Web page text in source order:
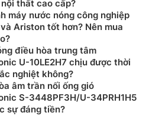
thất cao cấp?
máy nước nóng công nghiệp
Ariston tốt hơn? Nên mua
điều hòa trung tâm
U-10LE2H7 chịu được thời
nghiệt không?
âm trần nối ống gió
S-3448PF3H/U-34PRH1H5
sự đáng tiền?